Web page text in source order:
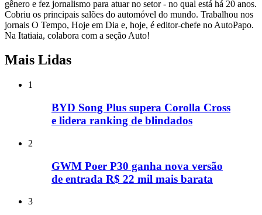
gênero e fez jornalismo para atuar no setor - no qual está há 20 anos.
Cobriu os principais salões do automóvel do mundo. Trabalhou nos
jornais O Tempo, Hoje em Dia e, hoje, é editor-chefe no AutoPapo.
Na Itatiaia, colabora com a seção Auto!
Mais Lidas
1
BYD Song Plus supera Corolla Cross
e lidera ranking de blindados
2
GWM Poer P30 ganha nova versão
de entrada R$ 22 mil mais barata
3